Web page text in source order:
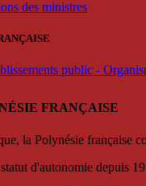
des ministres
public -
FRANÇAISE
la Polynésie française
d'autonomie depuis